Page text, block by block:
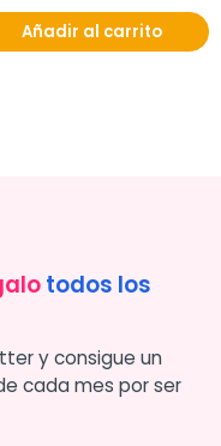
Añadir al carrito
todos los
y consigue un
cada mes por ser